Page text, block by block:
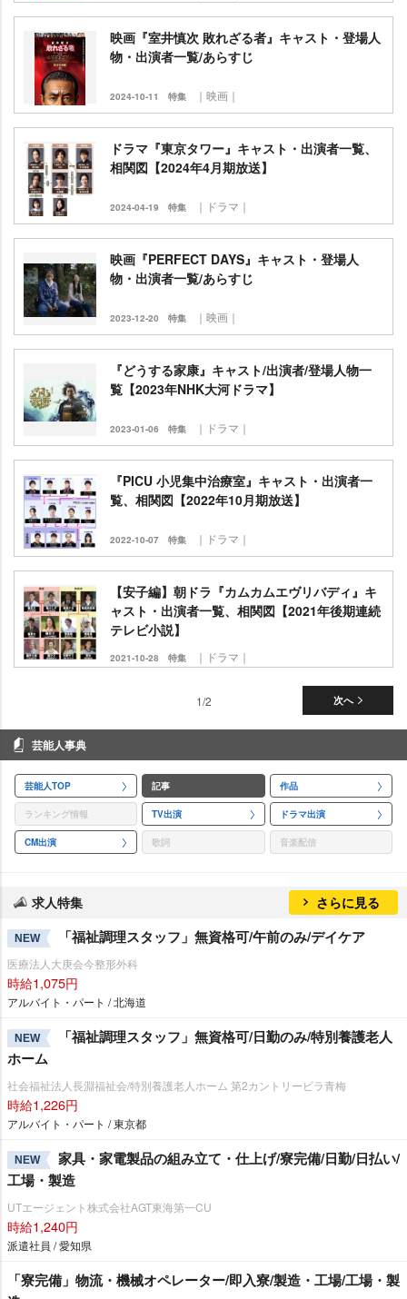
映画『室井慎次 敗れざる者』キャスト・登場人
物・出演者一覧/あらすじ
2024-10-11 特集 ｜映画｜
ドラマ『東京タワー』キャスト・出演者一覧、
相関図【2024年4月期放送】
2024-04-19 特集 ｜ドラマ｜
映画『PERFECT DAYS』キャスト・登場人
物・出演者一覧/あらすじ
2023-12-20 特集 ｜映画｜
『どうする家康』キャスト/出演者/登場人物一
覧【2023年NHK大河ドラマ】
2023-01-06 特集 ｜ドラマ｜
『PICU 小児集中治療室』キャスト・出演者一
覧、相関図【2022年10月期放送】
2022-10-07 特集 ｜ドラマ｜
【安子編】朝ドラ『カムカムエヴリバディ』キ
ャスト・出演者一覧、相関図【2021年後期連続
テレビ小説】
2021-10-28 特集 ｜ドラマ｜
次へ
1/2
芸能人事典
芸能人TOP 記事 作品
ランキング情報 TV出演 ドラマ出演
CM出演 歌詞 音楽配信
求人特集 さらに見る
NEW 「福祉調理スタッフ」無資格可/午前のみ/デイケア
医療法人大庚会今整形外科
時給1,075円
アルバイト・パート / 北海道
NEW
「福祉調理スタッフ」無資格可/日勤のみ/特別養護老人
ホーム
社会福祉法人長淵福祉会/特別養護老人ホーム 第2カントリービラ青梅
時給1,226円
アルバイト・パート / 東京都
NEW
家具・家電製品の組み立て・仕上げ/寮完備/日勤/日払い/
工場・製造
UTエージェント株式会社AGT東海第一CU
時給1,240円
派遣社員 / 愛知県
「寮完備」物流・機械オペレーター/即入寮/製造・工場/工場・製